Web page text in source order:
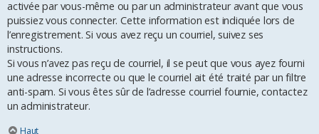
activée par vous-même ou par un administrateur avant que vous
puissiez vous connecter. Cette information est indiquée lors de
l’enregistrement. Si vous avez reçu un courriel, suivez ses
instructions.
Si vous n’avez pas reçu de courriel, il se peut que vous ayez fourni
une adresse incorrecte ou que le courriel ait été traité par un filtre
anti-spam. Si vous êtes sûr de l’adresse courriel fournie, contactez
un administrateur.
Haut